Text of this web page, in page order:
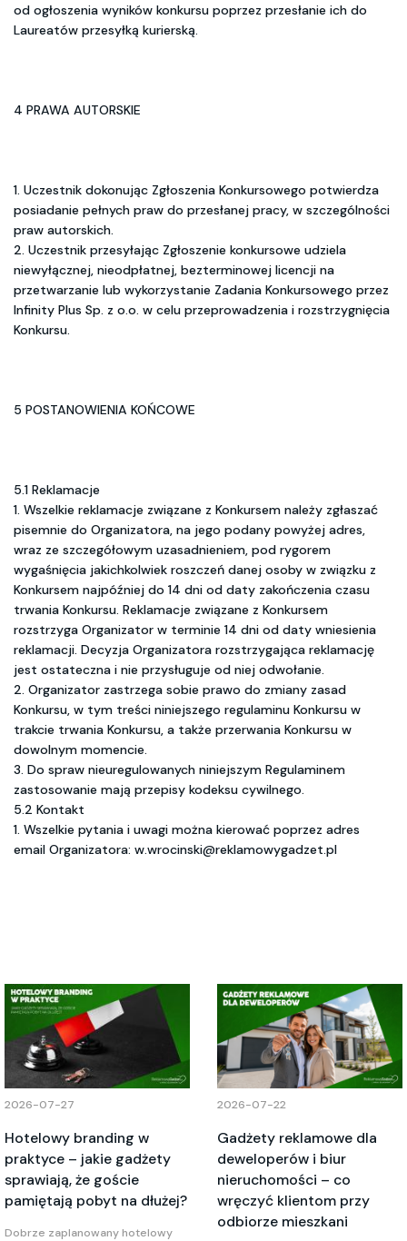
od ogłoszenia wyników konkursu poprzez przesłanie ich do
Laureatów przesyłką kurierską.
4 PRAWA AUTORSKIE
1. Uczestnik dokonując Zgłoszenia Konkursowego potwierdza
posiadanie pełnych praw do przesłanej pracy, w szczególności
praw autorskich.
2. Uczestnik przesyłając Zgłoszenie konkursowe udziela
niewyłącznej, nieodpłatnej, bezterminowej licencji na
przetwarzanie lub wykorzystanie Zadania Konkursowego przez
Infinity Plus Sp. z o.o. w celu przeprowadzenia i rozstrzygnięcia
Konkursu.
5 POSTANOWIENIA KOŃCOWE
5.1 Reklamacje
1. Wszelkie reklamacje związane z Konkursem należy zgłaszać
pisemnie do Organizatora, na jego podany powyżej adres,
wraz ze szczegółowym uzasadnieniem, pod rygorem
wygaśnięcia jakichkolwiek roszczeń danej osoby w związku z
Konkursem najpóźniej do 14 dni od daty zakończenia czasu
trwania Konkursu. Reklamacje związane z Konkursem
rozstrzyga Organizator w terminie 14 dni od daty wniesienia
reklamacji. Decyzja Organizatora rozstrzygająca reklamację
jest ostateczna i nie przysługuje od niej odwołanie.
2. Organizator zastrzega sobie prawo do zmiany zasad
Konkursu, w tym treści niniejszego regulaminu Konkursu w
trakcie trwania Konkursu, a także przerwania Konkursu w
dowolnym momencie.
3. Do spraw nieuregulowanych niniejszym Regulaminem
zastosowanie mają przepisy kodeksu cywilnego.
5.2 Kontakt
1. Wszelkie pytania i uwagi można kierować poprzez adres
email Organizatora: w.wrocinski@reklamowygadzet.pl
2026-07-27
Hotelowy branding w
praktyce – jakie gadżety
sprawiają, że goście
pamiętają pobyt na dłużej?
Dobrze zaplanowany hotelowy
2026-07-22
Gadżety reklamowe dla
deweloperów i biur
nieruchomości – co
wręczyć klientom przy
odbiorze mieszkani